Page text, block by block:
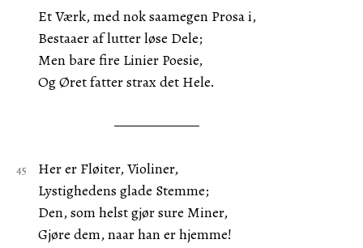
Et Værk, med nok saamegen Prosa i,
Bestaaer af lutter løse Dele;
Men bare fire Linier Poesie,
Og Øret fatter strax det Hele.
Her er Fløiter, Violiner,
Lystighedens glade Stemme;
Den, som helst gjør sure Miner,
Gjøre dem, naar han er hjemme!